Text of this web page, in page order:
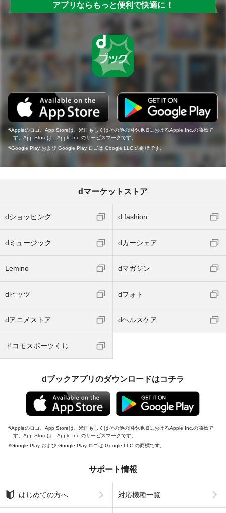
アプリならもっと便利で快適に！
Appleのロゴ、App Storeは、米国もしくはその他の国や地域におけるApple Inc.の商標で
す。App Storeは、Apple Inc.のサービスマークです。
Google Play および Google Play ロゴは Google LLC の商標です。
dマーケットストア
dショッピング d fashion
dミュージック dカーシェア
Lemino dマガジン
dヒッツ dフォト
dアニメストア dヘルスケア
ドコモスポーツくじ
dブックアプリのダウンロードはコチラ
Appleのロゴ、App Storeは、米国もしくはその他の国や地域におけるApple Inc.の商標で
す。App Storeは、Apple Inc.のサービスマークです。
Google Play および Google Play ロゴは Google LLC の商標です。
サポート情報
はじめての方へ 対応機種一覧